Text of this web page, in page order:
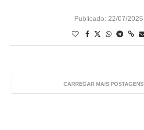
Publicado: 22/07/2025
CARREGAR MAIS POSTAGENS